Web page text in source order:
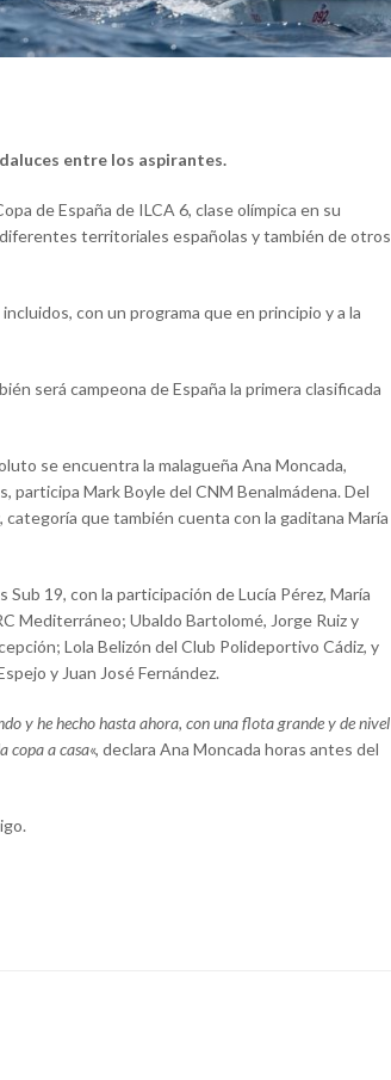
entre los aspirantes.
de España de ILCA 6, clase olímpica en su
territoriales españolas y también de otros
con un programa que en principio y a la
será campeona de España la primera clasificada
se encuentra la malagueña Ana Moncada,
participa Mark Boyle del CNM Benalmádena. Del
que también cuenta con la gaditana María
19, con la participación de Lucía Pérez, María
Mediterráneo; Ubaldo Bartolomé, Jorge Ruiz y
Lola Belizón del Club Polideportivo Cádiz, y
y Juan José Fernández.
y he hecho hasta ahora, con una flota grande y de nivel
copa a casa«, declara Ana Moncada horas antes del